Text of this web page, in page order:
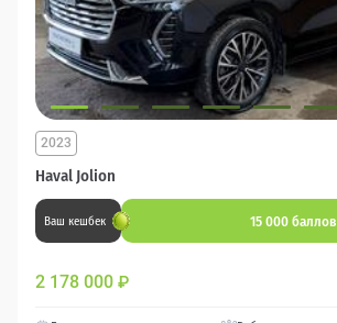
Haval Jolion
2023
Ваш кешбек 15 000 баллов
2 178 000 ₽